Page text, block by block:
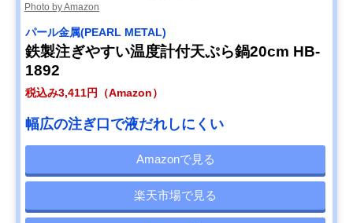
Photo by Amazon
パール金属(PEARL METAL)
鉄製注ぎやすい温度計付天ぷら鍋20cm HB-
1892
税込み3,411円（Amazon）
幅広の注ぎ口で液だれしにくい
Amazonで見る
楽天市場で見る